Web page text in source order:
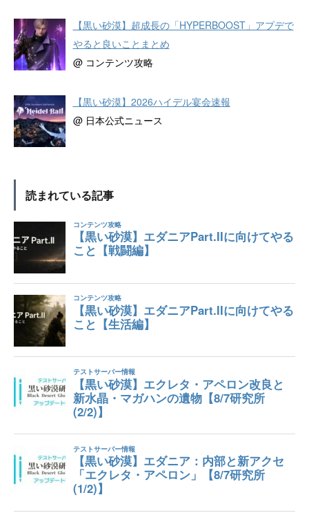
【黒い砂漠】超成長の「HYPERBOOST」アプデで
やると良いことまとめ
@ コンテンツ攻略
【黒い砂漠】2026ハイデル宴会速報
@ 日本公式ニュース
読まれている記事